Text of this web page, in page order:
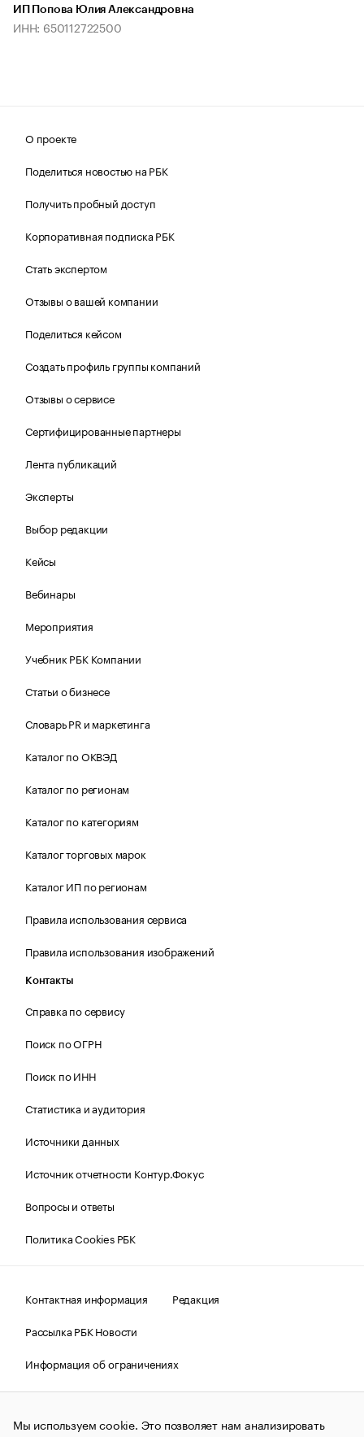
ИП Попова Юлия Александровна
ИНН: 650112722500
О проекте
Поделиться новостью на РБК
Получить пробный доступ
Корпоративная подписка РБК
Стать экспертом
Отзывы о вашей компании
Поделиться кейсом
Создать профиль группы компаний
Отзывы о сервисе
Сертифицированные партнеры
Лента публикаций
Эксперты
Выбор редакции
Кейсы
Вебинары
Мероприятия
Учебник РБК Компании
Статьи о бизнесе
Словарь PR и маркетинга
Каталог по ОКВЭД
Каталог по регионам
Каталог по категориям
Каталог торговых марок
Каталог ИП по регионам
Правила использования сервиса
Правила использования изображений
Контакты
Справка по сервису
Поиск по ОГРН
Поиск по ИНН
Статистика и аудитория
Источники данных
Источник отчетности Контур.Фокус
Вопросы и ответы
Политика Cookies РБК
Контактная информация
Редакция
Рассылка РБК Новости
Информация об ограничениях
Правовая информация
О соблюдении авторских прав
© АО «РОСБИЗНЕСКОНСАЛТИНГ»,1995–2026.Сообщения
Мы используем cookie. Это позволяет нам анализировать